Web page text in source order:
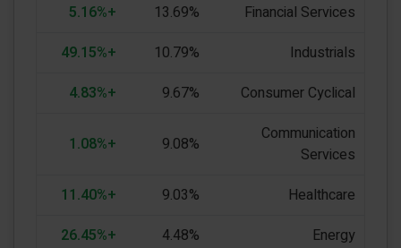
Financial Services
13.69%
+5.16%
Industrials
10.79%
+49.15%
Consumer Cyclical
9.67%
+4.83%
Communication
Services
9.08%
+1.08%
Healthcare
9.03%
+11.40%
Energy
4.48%
+26.45%